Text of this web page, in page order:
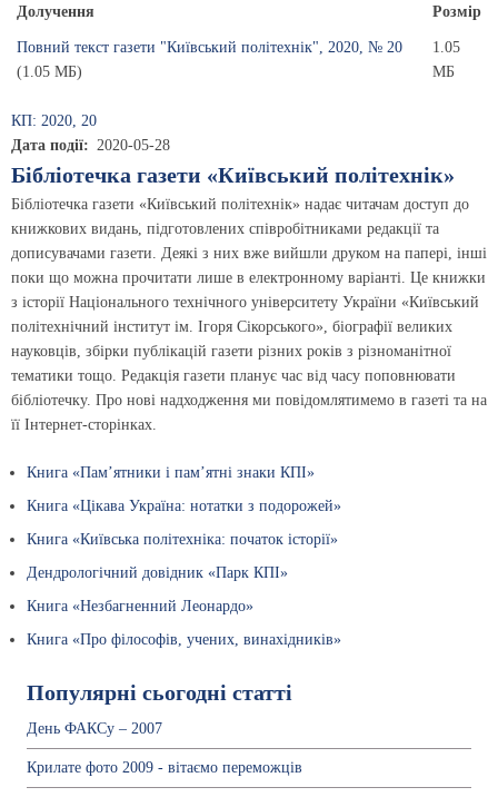
Долучення Розмір
Повний текст газети "Київський політехнік", 2020, № 20
(1.05 МБ)
1.05
МБ
КП: 2020, 20
Дата події
2020-05-28
Бібліотечка газети «Київський політехнік»
Бібліотечка газети «Київський політехнік» надає читачам доступ до
книжкових видань, підготовлених співробітниками редакції та
дописувачами газети. Деякі з них вже вийшли друком на папері, інші
поки що можна прочитати лише в електронному варіанті. Це книжки
з історії Національного технічного університету України «Київський
політехнічний інститут ім. Ігоря Сікорського», біографії великих
науковців, збірки публікацій газети різних років з різноманітної
тематики тощо. Редакція газети планує час від часу поповнювати
бібліотечку. Про нові надходження ми повідомлятимемо в газеті та на
її Інтернет-сторінках.
Книга «Пам’ятники і пам’ятні знаки КПІ»
Книга «Цікава Україна: нотатки з подорожей»
Книга «Київська політехніка: початок історії»
Дендрологічний довідник «Парк КПІ»
Книга «Незбагненний Леонардо»
Книга «Про філософів, учених, винахідників»
Популярні сьогодні статті
День ФАКСу – 2007
Крилате фото 2009 - вітаємо переможців